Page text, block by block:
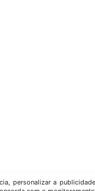
personalizar a